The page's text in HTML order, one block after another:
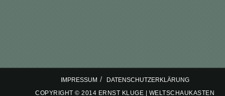
IMPRESSUM /
DATENSCHUTZERKLÄRUNG
COPYRIGHT © 2014 ERNST KLUGE | WELTSCHAUKASTEN